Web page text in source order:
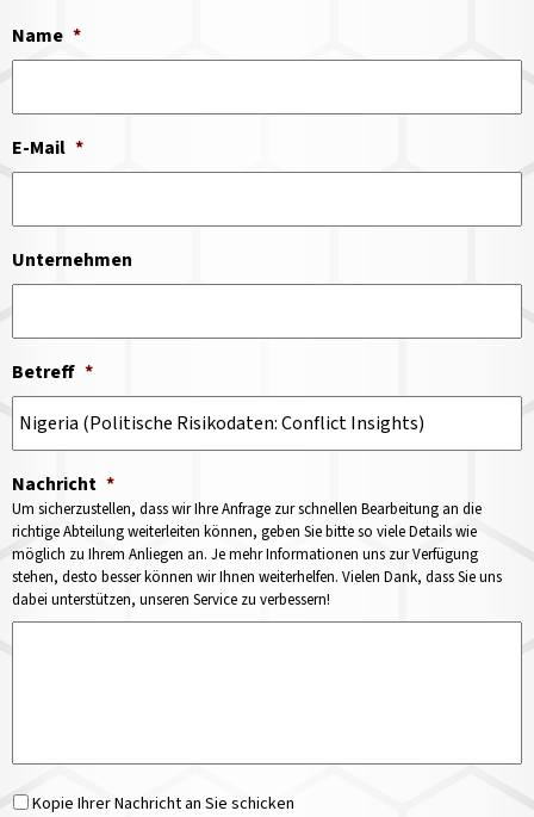
Name *
E-Mail *
Unternehmen
Betreff *
Nachricht *
Um sicherzustellen, dass wir Ihre Anfrage zur schnellen Bearbeitung an die
richtige Abteilung weiterleiten können, geben Sie bitte so viele Details wie
möglich zu Ihrem Anliegen an. Je mehr Informationen uns zur Verfügung
stehen, desto besser können wir Ihnen weiterhelfen. Vielen Dank, dass Sie uns
dabei unterstützen, unseren Service zu verbessern!
Kopie Ihrer Nachricht an Sie schicken